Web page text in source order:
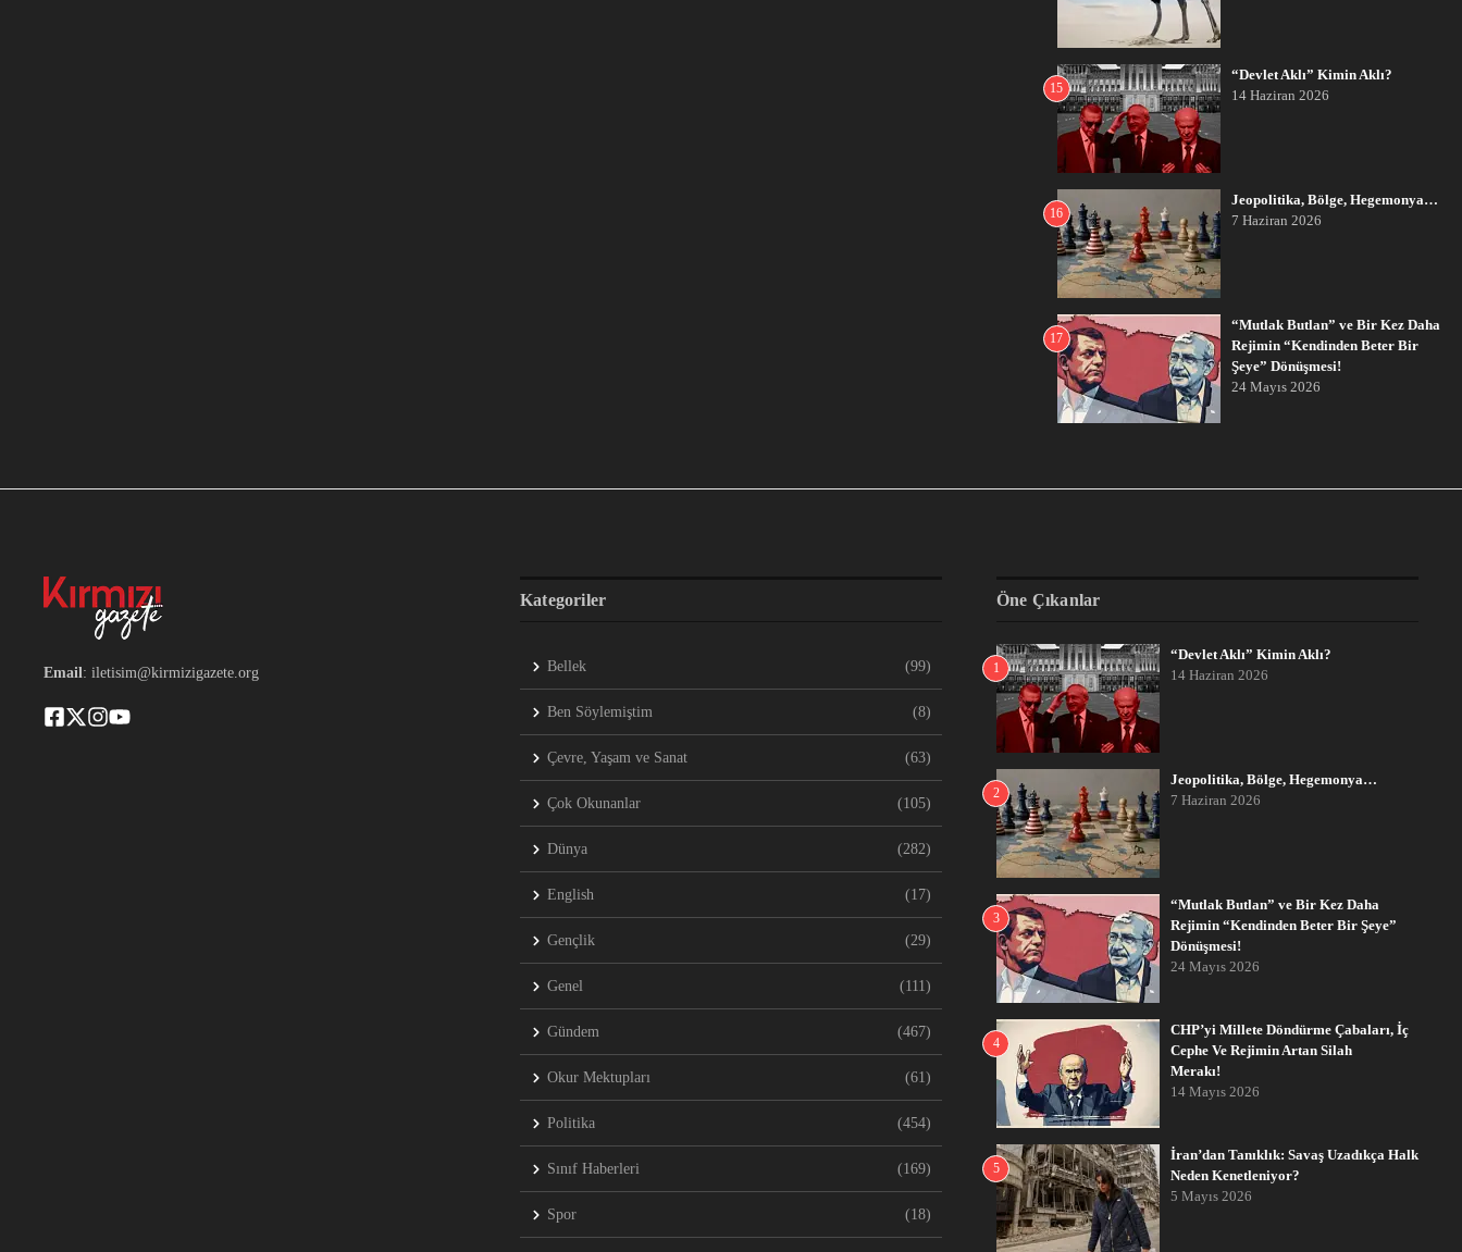
15
“Devlet Aklı” Kimin Aklı?
14 Haziran 2026
16
Jeopolitika, Bölge, Hegemonya…
7 Haziran 2026
17
“Mutlak Butlan” ve Bir Kez Daha
Rejimin “Kendinden Beter Bir
Şeye” Dönüşmesi!
24 Mayıs 2026
Email: iletisim@kirmizigazete.org
Kategoriler
Bellek (99)
Ben Söylemiştim (8)
Çevre, Yaşam ve Sanat (63)
Çok Okunanlar (105)
Dünya (282)
English (17)
Gençlik (29)
Genel (111)
Gündem (467)
Okur Mektupları (61)
Politika (454)
Sınıf Haberleri (169)
Spor (18)
Öne Çıkanlar
1
“Devlet Aklı” Kimin Aklı?
14 Haziran 2026
2
Jeopolitika, Bölge, Hegemonya…
7 Haziran 2026
3
“Mutlak Butlan” ve Bir Kez Daha
Rejimin “Kendinden Beter Bir Şeye”
Dönüşmesi!
24 Mayıs 2026
4
CHP’yi Millete Döndürme Çabaları, İç
Cephe Ve Rejimin Artan Silah
Merakı!
14 Mayıs 2026
5
İran’dan Tanıklık: Savaş Uzadıkça Halk
Neden Kenetleniyor?
5 Mayıs 2026